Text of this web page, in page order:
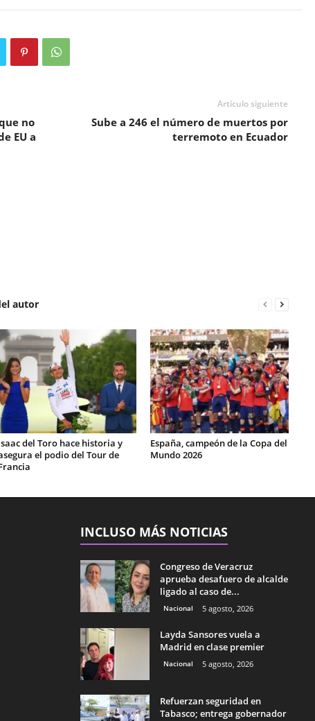
no
EU a
Artículo siguiente
Sube a 246 el número de muertos por
terremoto en Ecuador
autor
del Toro hace historia y
el podio del Tour de
España, campeón de la Copa del
Mundo 2026
INCLUSO MÁS NOTICIAS
Congreso de Veracruz
aprueba desafuero de alcalde
ligado al caso de...
Nacional 5 agosto, 2026
Layda Sansores vuela a
Madrid en clase premier
Nacional 5 agosto, 2026
Refuerzan seguridad en
Tabasco; entrega gobernador